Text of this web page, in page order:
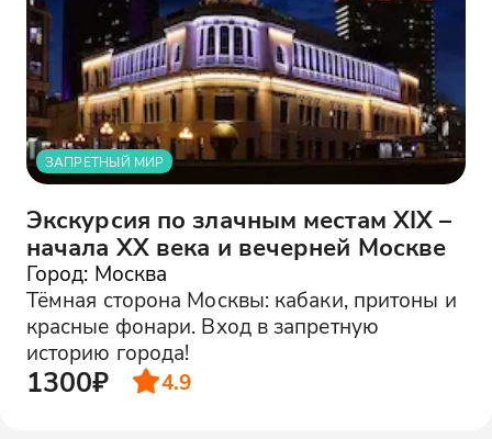
ЗАПРЕТНЫЙ МИР
Экскурсия по злачным местам XIX –
начала XX века и вечерней Москве
Город: Москва
Тёмная сторона Москвы: кабаки, притоны и
красные фонари. Вход в запретную
историю города!
1300₽ 4.9